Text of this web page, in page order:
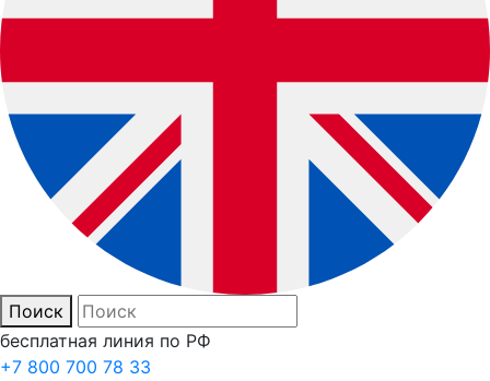
Поиск
бесплатная линия по РФ
+7 800 700 78 33